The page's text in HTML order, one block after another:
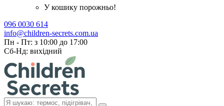
У кошику порожньо!
096 0030 614
info@children-secrets.com.ua
Пн - Пт: з 10:00 до 17:00
Сб-Нд: вихідний